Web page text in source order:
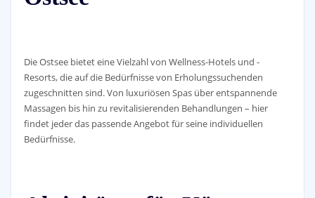
Die Ostsee bietet eine Vielzahl von Wellness-Hotels und -
Resorts, die auf die Bedürfnisse von Erholungssuchenden
zugeschnitten sind. Von luxuriösen Spas über entspannende
Massagen bis hin zu revitalisierenden Behandlungen – hier
findet jeder das passende Angebot für seine individuellen
Bedürfnisse.